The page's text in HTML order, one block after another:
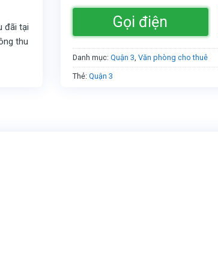
đãi tại
thu
Gọi điện
Danh mục: Quận 3, Văn phòng cho thuê
Thẻ: Quận 3